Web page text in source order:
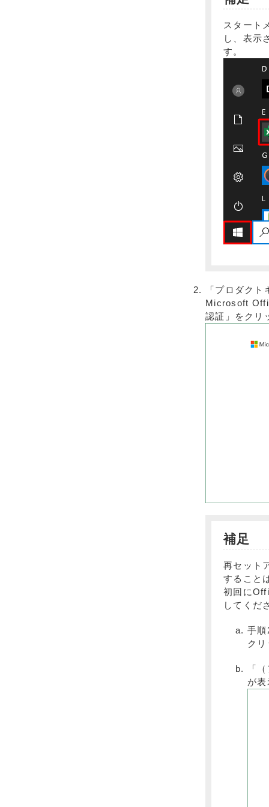
スタート
し、表示
す。
「プロダク
Microsoft
認証」をクリ
補足
再セット
すること
初回に
してくだ
手順
ク
「
が